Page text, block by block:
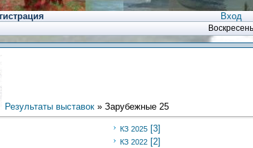
Вход
Результаты выставок » Зарубежные 25
КЗ 2025 [3]
КЗ 2022 [2]